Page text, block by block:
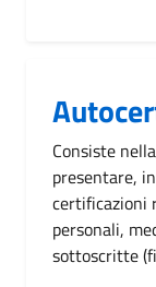
Consiste
presentare,
certificazioni
personali,
sottoscritte